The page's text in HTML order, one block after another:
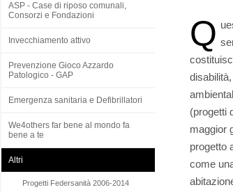
ASP - Case di riposo comunali,
Consorzi e Fondazioni
Invecchiamento attivo
Prevenzione Gioco Azzardo
Patologico - GAP
Emergenza sanitaria e Defibrillatori
We4others far bene al mondo fa
bene a te
Altri
Progetti Federsanità 2006-2014
Q
(progetti
maggior
progetto
come